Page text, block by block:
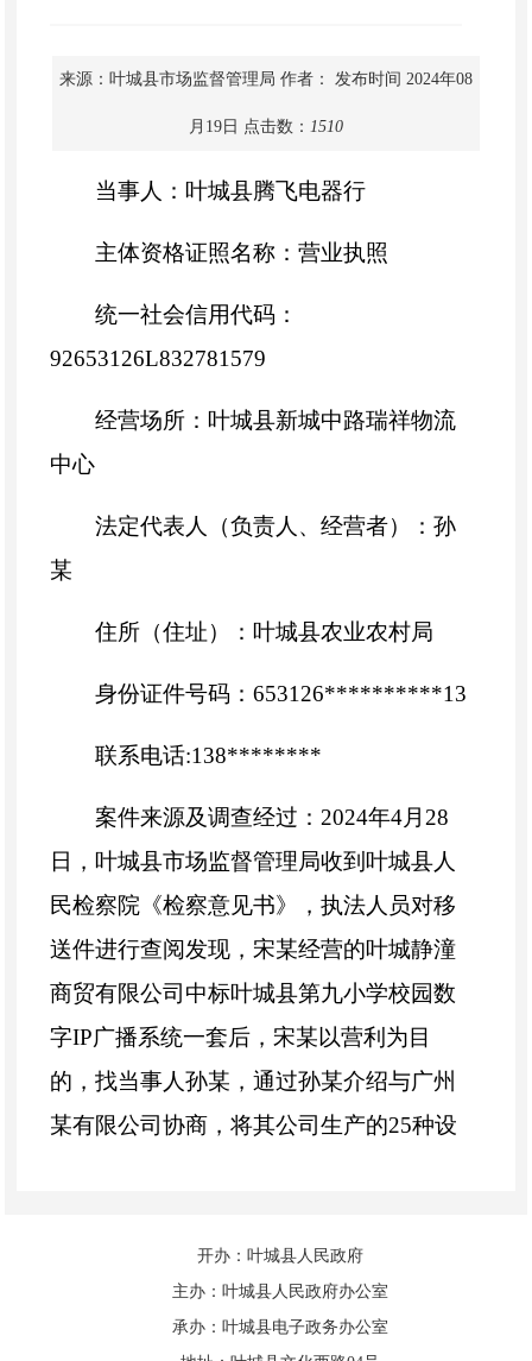
来源：叶城县市场监督管理局 作者： 发布时间 2024年08
月19日 点击数： 1510
当事人：叶城县腾飞电器行
主体资格证照名称：营业执照
统一社会信用代码：
92653126L832781579
经营场所：叶城县新城中路瑞祥物流
中心
法定代表人（负责人、经营者）：孙
某
住所（住址）：叶城县农业农村局
身份证件号码：653126**********13
联系电话:138********
案件来源及调查经过：2024年4月28
日，叶城县市场监督管理局收到叶城县人
民检察院《检察意见书》，执法人员对移
送件进行查阅发现，宋某经营的叶城静潼
商贸有限公司中标叶城县第九小学校园数
字IP广播系统一套后，宋某以营利为目
的，找当事人孙某，通过孙某介绍与广州
某有限公司协商，将其公司生产的25种设
城县第九小学。经“itc”厂家认定，叶城静
潼商贸有限公司在叶城县第九小学安装的
开办：叶城县人民政府
主办：叶城县人民政府办公室
承办：叶城县电子政务办公室